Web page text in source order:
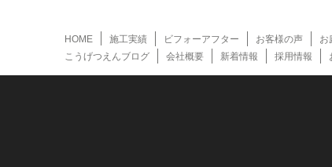
HOME 施工実績 ビフォーアフター お客様の声 お
こうげつえんブログ
会社概要 新着情報 採用情報